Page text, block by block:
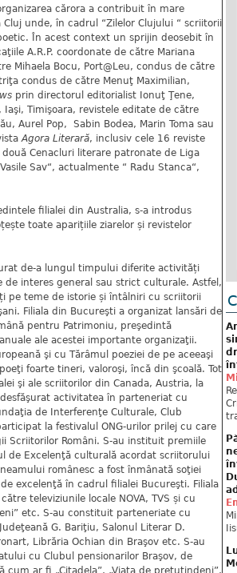
cărora a contribuit în mare
unde, în cadrul “Zilelor Clujului “ scriitorii
În acest context un sprijin deosebit în
A.R.P. coordonate de către Mariana
Mihaela Bocu, Port@Leu, condus de către
condus de către Menuţ Maximilian,
prin directorul editorialist Ionuţ Ţene,
Timişoara, revistele editate de către
Aurel Pop, Sabin Bodea, Marin Toma sau
Agora Literară, inclusiv cele 16 reviste
Cenacluri literare patronate de Liga
Sav“, actualmente “ Radu Stanca“,
filialei din Australia, s-a introdus
toate aparițiile ziarelor și revistelor
de-a lungul timpului diferite activități
interes general sau strict culturale. Astfel,
pe teme de istorie și întâlniri cu scriitorii
Filiala din Bucureşti a organizat lansări de
pentru Patrimoniu, preşedintă
ale acestei importante organizaţii.
şi cu Tărâmul poeziei de pe aceeaşi
foarte tineri, valoroşi, încă din şcoală. Tot
şi ale scriitorilor din Canada, Austria, la
activitatea în parteneriat cu
de Interferenţe Culturale, Club
la festivalul ONG-urilor prilej cu care
Scriitorilor Români. S-au instituit premiile
de Excelenţă culturală acordat scriitorului
românesc a fost înmânată soţiei
excelenţă în cadrul filialei Bucureşti. Filiala
televiziunile locale NOVA, TVS și cu
etc. S-au constituit parteneriate cu
G. Bariţiu, Salonul Literar D.
Librăria Ochian din Braşov etc. S-au
cu Clubul pensionarilor Braşov, de
ar fi „Citadela”, „Viaţa de pretutindeni”,